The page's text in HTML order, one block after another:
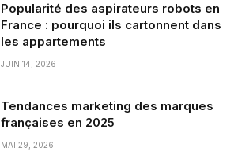
Popularité des aspirateurs robots en
France : pourquoi ils cartonnent dans
les appartements
JUIN 14, 2026
Tendances marketing des marques
françaises en 2025
MAI 29, 2026